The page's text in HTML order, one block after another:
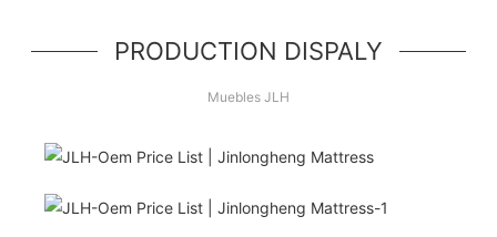
PRODUCTION DISPALY
Muebles JLH